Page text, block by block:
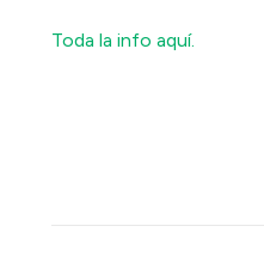
Toda la info aquí.